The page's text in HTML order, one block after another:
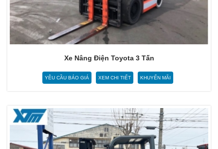
Xe Nâng Điện Toyota 3 Tấn
YÊU CẦU BÁO GIÁ XEM CHI TIẾT KHUYẾN MÃI